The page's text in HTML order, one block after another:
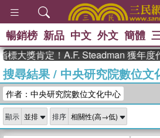
熱搜： 東野
、 The
史是一群喵
獎 臺灣漫遊
登輝時代
偉大的迷走
暢銷榜 新品 中文 外文 簡體
獎肯定！A.F. Steadman 獲年度作家
搜尋結果/ 中央研究院數位文
作者：中央研究院數位文化中心
顯示 排序